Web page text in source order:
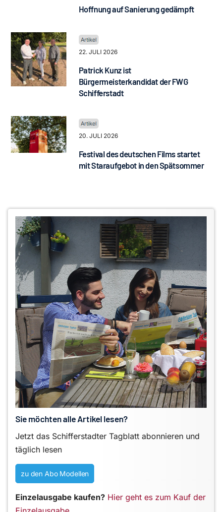
Hoffnung auf Sanierung gedämpft
22. JULI 2026
Patrick Kunz ist
Bürgermeisterkandidat der FWG
Schifferstadt
20. JULI 2026
Festival des deutschen Films startet
mit Staraufgebot in den Spätsommer
Sie möchten alle Artikel lesen?
Jetzt das Schifferstadter Tagblatt abonnieren und
täglich lesen
zu den Abo Modellen
Einzelausgabe kaufen? Hier geht es zum Kauf der